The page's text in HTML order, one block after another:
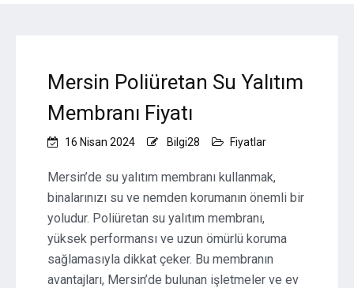
Mersin Poliüretan Su Yalıtım
Membranı Fiyatı
16 Nisan 2024 Bilgi28 Fiyatlar
Mersin’de su yalıtım membranı kullanmak,
binalarınızı su ve nemden korumanın önemli bir
yoludur. Poliüretan su yalıtım membranı,
yüksek performansı ve uzun ömürlü koruma
sağlamasıyla dikkat çeker. Bu membranın
avantajları, Mersin’de bulunan işletmeler ve ev